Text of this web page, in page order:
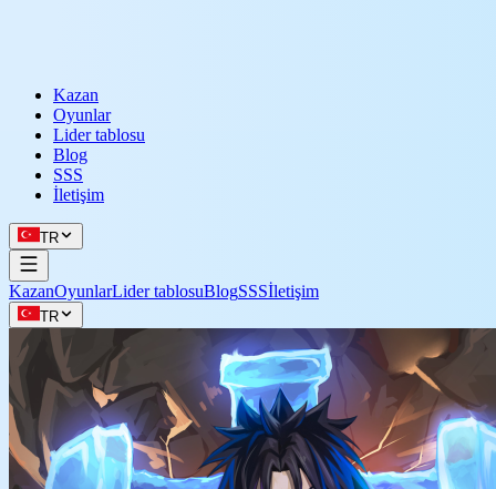
Kazan
Oyunlar
Lider tablosu
Blog
SSS
İletişim
TR
KazanOyunlarLider tablosuBlogSSSİletişim
TR